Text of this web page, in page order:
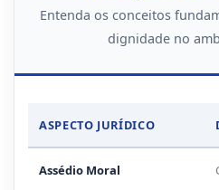
Entenda os conceitos
dignidade no
ASPECTO JURÍDICO
Assédio Moral